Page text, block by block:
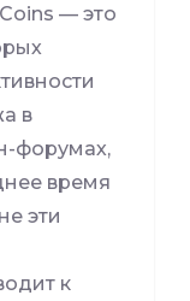
— это
в
форумах,
время
эти
к